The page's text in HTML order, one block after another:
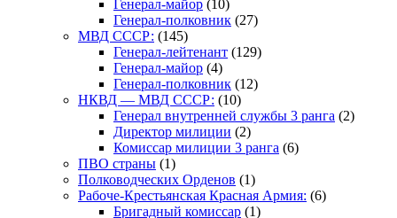
Генерал-майор (10)
Генерал-полковник (27)
МВД СССР: (145)
Генерал-лейтенант (129)
Генерал-майор (4)
Генерал-полковник (12)
НКВД — МВД СССР: (10)
Генерал внутренней службы 3 ранга (2)
Директор милиции (2)
Комиссар милиции 3 ранга (6)
ПВО страны (1)
Полководческих Орденов (1)
Рабоче-Крестьянская Красная Армия: (6)
Бригадный комиссар (1)